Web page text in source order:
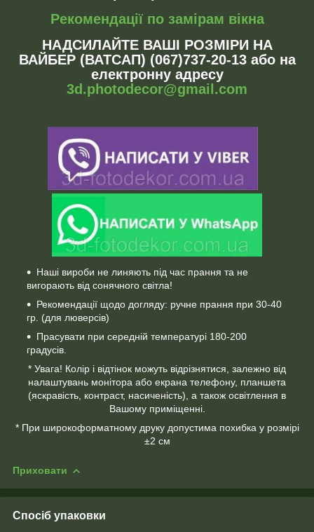
Рекомендації по замірам вікна
НАДСИЛАЙТЕ ВАШІ РОЗМІРИ НА
ВАЙБЕР (ВАТСАП) (067)737-20-13 або на
електронну адресу
3d.photodecor@gmail.com
Наші вироби не линяють під час прання та не
вигорають від сонячного світла!
Рекомендації щодо догляду: ручне прання при 30-40
гр. (для люверсів)
Прасувати при середній температурі 180-200
градусів.
* Увага! Колір і відтінок можуть відрізнятися, залежно від
налаштувань монітора або екрана телефону, планшета
(яскравість, контраст, насиченість), а також освітлення в
Вашому приміщенні.
* При широкоформатному друку допустима похибка у розмірі
±2 см
Приховати
Спосіб упаковки